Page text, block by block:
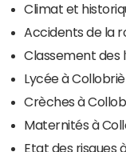
Climat et
Accidents de la
Classement des
Lycée à
Crèches à
Maternités à
Etat des risques